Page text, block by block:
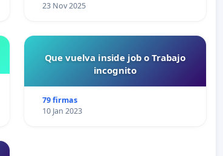
23 Nov 2025
Que vuelva inside job o Trabajo
incognito
79 firmas
10 Jan 2023